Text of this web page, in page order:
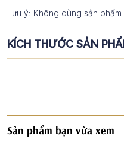
Lưu ý: Không dùng sản
KÍCH THƯỚC SẢN
Sản phẩm bạn vừa xem